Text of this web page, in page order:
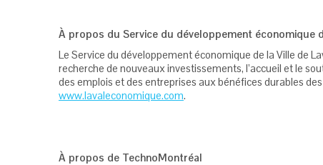
À propos du Service du développement économique
Le Service du développement économique de la Ville de
recherche de nouveaux investissements, l’accueil et le
des emplois et des entreprises aux bénéfices durables
www.lavaleconomique.com.
À propos de TechnoMontréal